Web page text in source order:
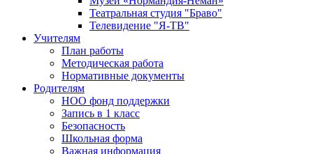
Театральная студия "Браво"
Телевидение "Я-ТВ"
Учителям
План работы
Методическая работа
Нормативные документы
Родителям
НОО фонд поддержки
Запись в 1 класс
Безопасность
Школьная форма
Важная информация